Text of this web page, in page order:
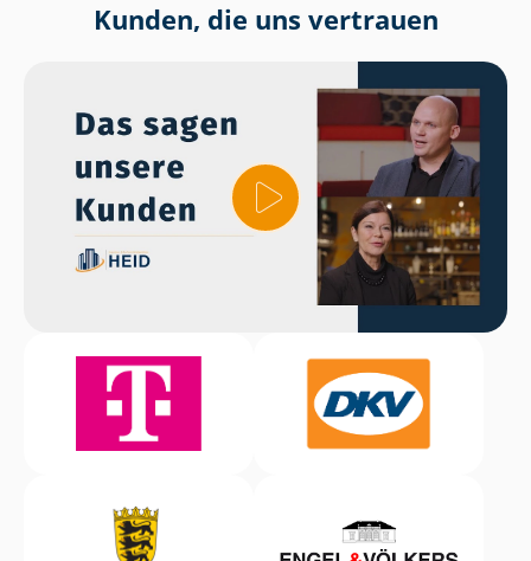
Kunden, die uns vertrauen